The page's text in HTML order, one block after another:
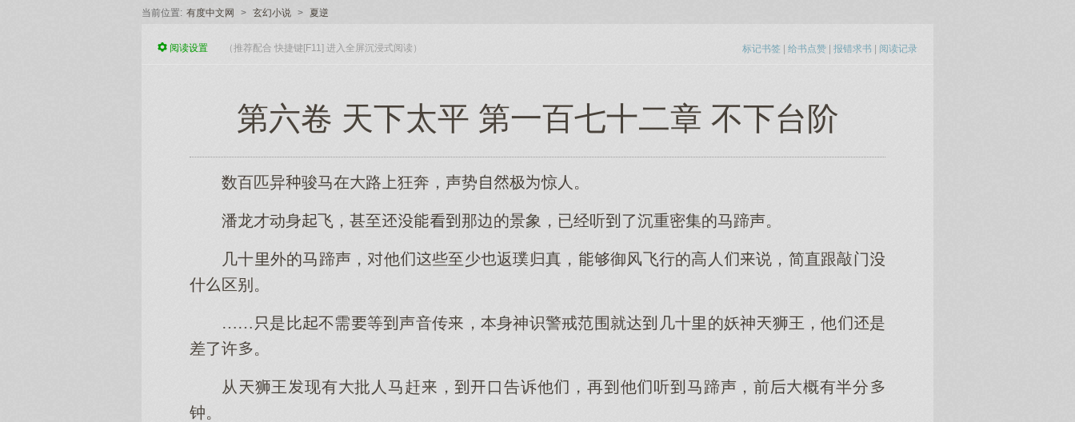
当前位置: 有度中文网 > 玄幻小说 > 夏逆
标记书签 | 给书点赞 | 报错求书 | 阅读记录
阅读设置 （推荐配合 快捷键[F11] 进入全屏沉浸式阅读）
第六卷 天下太平 第一百七十二章 不下台阶
数百匹异骏马在路狂奔，声势极惊人。
潘龙才动身飞，甚至那边的景象，已经听了沉重密集的马蹄声。
几十外的马蹄声，他些至少返璞归真，够御风飞行的高人说，简直跟敲门
什区别。
……是比不需等声音传，本身神识警戒范围就达几十的妖神狮王，他是
差了许。
从狮王现有批人马赶，口告诉他，再他听马蹄声，前概有半分
钟。